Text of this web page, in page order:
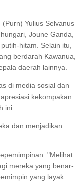
Yulius Selvanus
Joune Ganda,
hitam. Selain itu,
berdarah Kawanua,
daerah lainnya.
di media sosial dan
kekompakan
ini.
dan menjadikan
"Melihat
mereka yang benar-
yang layak